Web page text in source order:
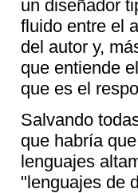
un diseñador
fluido entre el
del autor y,
que entiende
que es el
Salvando
que habría
lenguajes
"lenguajes de